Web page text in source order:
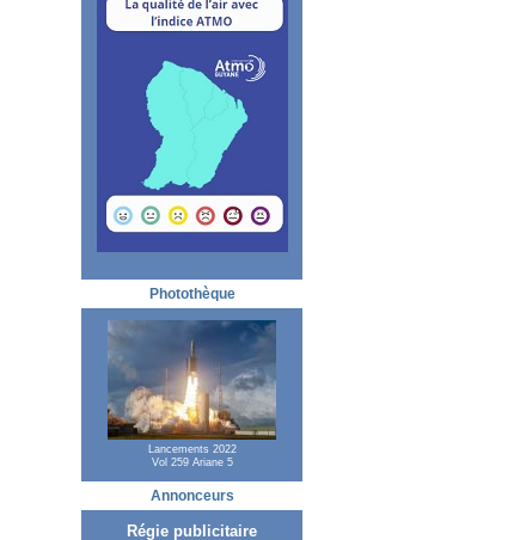
Photothèque
Lancements 2022
Vol 259 Ariane 5
Annonceurs
Régie publicitaire